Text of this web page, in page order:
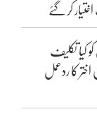
کر گئے
کیا تکلیف
کا ردعمل